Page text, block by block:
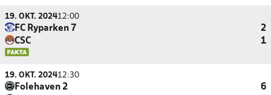
19. OKT. 202412:00
FC Ryparken 7
2
CSC
1
19. OKT. 202412:30
Folehaven 2
6